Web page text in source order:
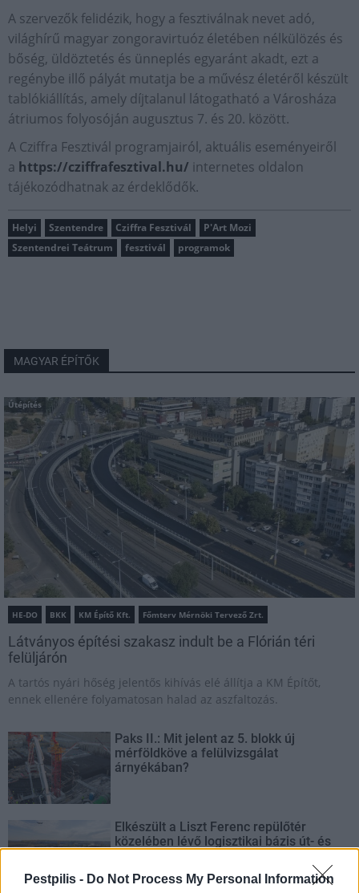
Pestpilis - Do Not Process My Personal Information
A szervezők felidézik, hogy a fesztiválnak nevet adó,
világhírű magyar zongoravirtuóz életében nélkülözés és
bőség, üldöztetés és ünneplés egyaránt akadt, ezt a
regénybe illő pályát mutatja be a művész életéről készült
tablókiállítás, amely díjtalanul látogatható a Városháza
átriumos folyosóján augusztus 7. és 20. között.
A Cziffra Fesztivál programjairól, aktuális eseményeiről
a https://cziffrafesztival.hu/ internetes oldalon
tájékozódhatnak az érdeklődők.
Helyi Szentendre Cziffra Fesztivál
P'Art Mozi
Szentendrei Teátrum
fesztivál programok
MAGYAR ÉPÍTŐK
Útépítés
HE-DO BKK KM Építő Kft. Főmterv Mérnöki Tervező Zrt.
Látványos építési szakasz indult be a Flórián téri
felüljárón
A tartós nyári hőség jelentős kihívás elé állítja a KM Építőt,
ennek ellenére folyamatosan halad az aszfaltozás.
Paks II.: Mit jelent az 5. blokk új
mérföldköve a felülvizsgálat
árnyékában?
Elkészült a Liszt Ferenc repülőtér
közelében lévő logisztikai bázis út- és